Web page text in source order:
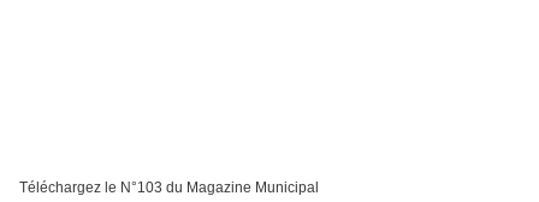
Téléchargez le N°103 du Magazine Municipal